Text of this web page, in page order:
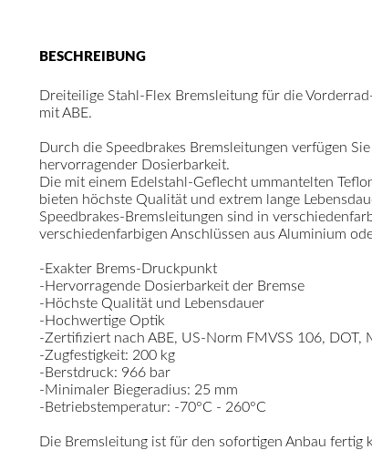
BESCHREIBUNG
Dreiteilige Stahl-Flex Bremsleitung für die
mit ABE.
Durch die Speedbrakes Bremsleitungen verfügen
hervorragender Dosierbarkeit.
Die mit einem Edelstahl-Geflecht ummantelten
bieten höchste Qualität und extrem lange
Speedbrakes-Bremsleitungen sind in
verschiedenfarbigen Anschlüssen aus Aluminium
-Exakter Brems-Druckpunkt
-Hervorragende Dosierbarkeit der Bremse
-Höchste Qualität und Lebensdauer
-Hochwertige Optik
-Zertifiziert nach ABE, US-Norm FMVSS 106, DOT,
-Zugfestigkeit: 200 kg
-Berstdruck: 966 bar
-Minimaler Biegeradius: 25 mm
-Betriebstemperatur: -70°C - 260°C
Die Bremsleitung ist für den sofortigen Anbau